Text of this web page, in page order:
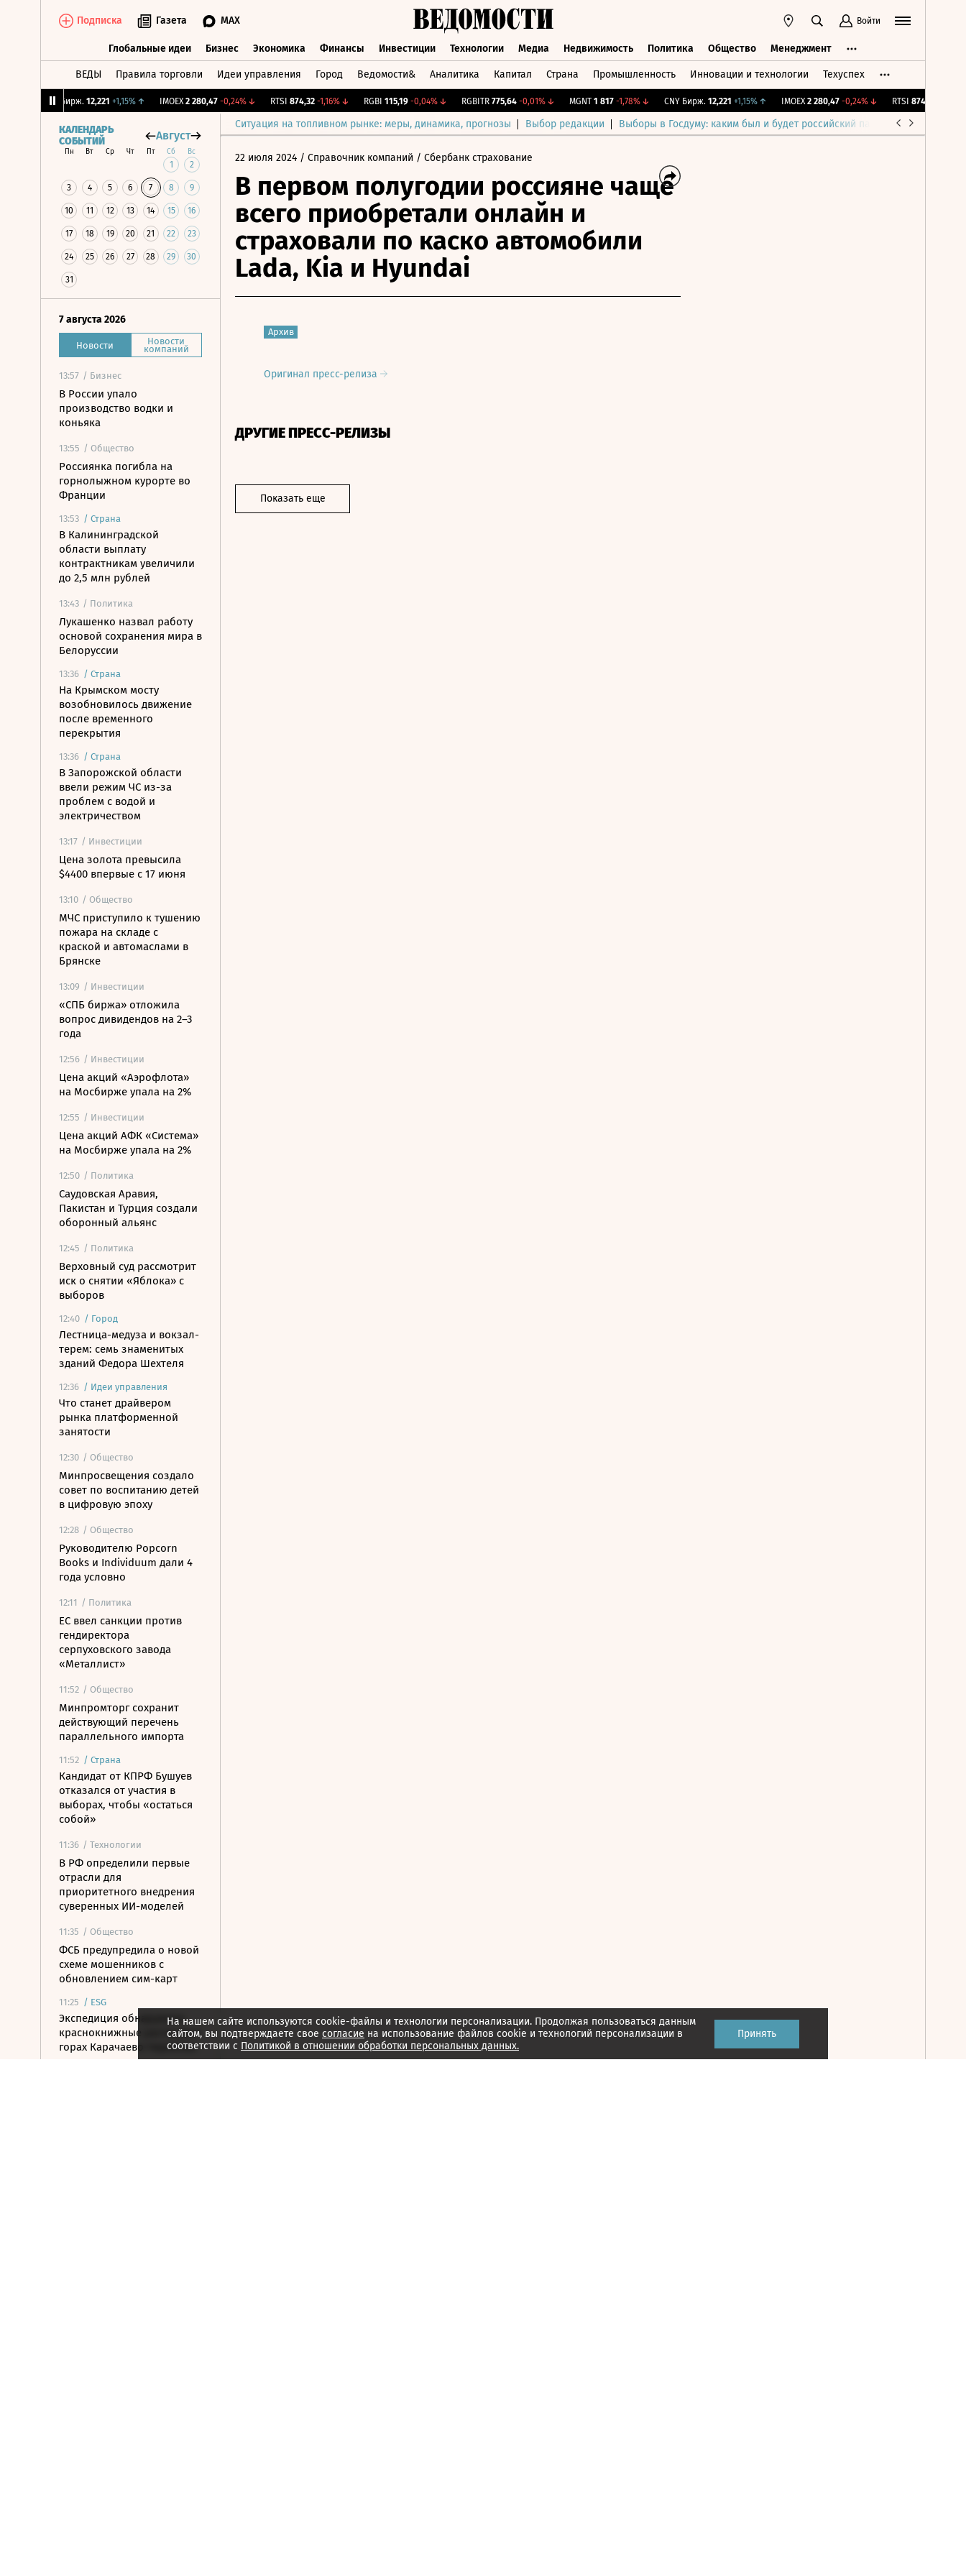
Подписка Газета MAX Войти
Глобальные идеи Бизнес Экономика Финансы Инвестиции Технологии Медиа Недвижимость Политика Общество Менеджмент
ВЕДЫ Правила торговли Идеи управления Город Ведомости& Аналитика Капитал Страна Промышленность Инновации и технологии Техуспех
CNY Бирж. 12,221 +1,15% ↑ IMOEX 2 280,47 -0,24%↓ RTSI 874,32 -1,16% ↓ RGBI 115,19 -0,04%↓ RGBITR 775,64 -0,01%↓ MGNT 1 817 -1,78%↓ CNY Бирж. 12,221 +1,15% ↑ IMOEX 2 280,47 -0,24%↓ RTSI 874,32
Ситуация на топливном рынке: меры, динамика, прогнозы Выбор редакции Выборы в Госдуму: каким был и будет российский парламент
КАЛЕНДАРЬ
СОБЫТИЙ
Август
Пн Вт Ср Чт Пт Сб Вс
1 2
3 4 5 6 7 8 9
10 11 12 13 14 15 16
17 18 19 20 21 22 23
24 25 26 27 28 29 30
31
7 августа 2026
Новости Новости
компаний
13:57 / Бизнес
В России упало
производство водки и
коньяка
13:55 / Общество
Россиянка погибла на
горнолыжном курорте во
Франции
13:53 / Страна
В Калининградской
области выплату
контрактникам увеличили
до 2,5 млн рублей
13:43 / Политика
Лукашенко назвал работу
основой сохранения мира в
Белоруссии
13:36 / Страна
На Крымском мосту
возобновилось движение
после временного
перекрытия
13:36 / Страна
В Запорожской области
ввели режим ЧС из-за
проблем с водой и
электричеством
13:17 / Инвестиции
Цена золота превысила
$4400 впервые с 17 июня
13:10 / Общество
МЧС приступило к тушению
пожара на складе с
краской и автомаслами в
Брянске
13:09 / Инвестиции
«СПБ биржа» отложила
вопрос дивидендов на 2–3
года
12:56 / Инвестиции
Цена акций «Аэрофлота»
на Мосбирже упала на 2%
12:55 / Инвестиции
Цена акций АФК «Система»
на Мосбирже упала на 2%
12:50 / Политика
Саудовская Аравия,
Пакистан и Турция создали
оборонный альянс
12:45 / Политика
Верховный суд рассмотрит
иск о снятии «Яблока» с
выборов
12:40 / Город
Лестница-медуза и вокзал-
терем: семь знаменитых
зданий Федора Шехтеля
12:36 / Идеи управления
Что станет драйвером
рынка платформенной
занятости
12:30 / Общество
Минпросвещения создало
совет по воспитанию детей
в цифровую эпоху
12:28 / Общество
Руководителю Popcorn
Books и Individuum дали 4
года условно
12:11 / Политика
ЕС ввел санкции против
гендиректора
серпуховского завода
«Металлист»
11:52 / Общество
Минпромторг сохранит
действующий перечень
параллельного импорта
11:52 / Страна
Кандидат от КПРФ Бушуев
отказался от участия в
выборах, чтобы «остаться
собой»
11:36 / Технологии
В РФ определили первые
отрасли для
приоритетного внедрения
суверенных ИИ-моделей
11:35 / Общество
ФСБ предупредила о новой
схеме мошенников с
обновлением сим-карт
11:25 / ESG
Экспедиция обнаружила
краснокнижные растения в
горах Карачаево-Черкесии
22 июля 2024 / Справочник компаний / Сбербанк страхование
В первом полугодии россияне чаще
всего приобретали онлайн и
страховали по каско автомобили
Lada, Kia и Hyundai
Архив
Оригинал пресс-релиза
ДРУГИЕ ПРЕСС-РЕЛИЗЫ
Показать еще
На нашем сайте используются cookie-файлы и технологии персонализации. Продолжая пользоваться данным
сайтом, вы подтверждаете свое согласие на использование файлов cookie и технологий персонализации в
соответствии с Политикой в отношении обработки персональных данных.
Принять